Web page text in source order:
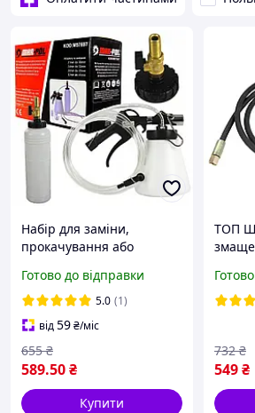
Набір для заміни,
прокачування або
рідини 5-8 барів Mar-Pol
M57697
Готово до відправки
5.0 (1)
від59₴/міс
589.50₴
655 ₴
Купити
ТОП
549₴
732 ₴